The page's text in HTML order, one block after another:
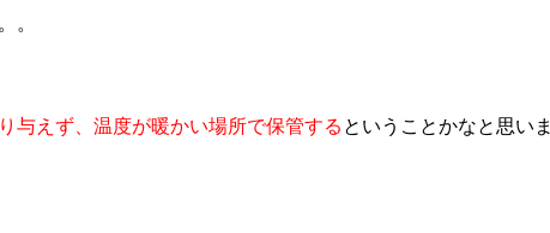
。
与えず、温度が暖かい場所で保管する ということかなと思いま